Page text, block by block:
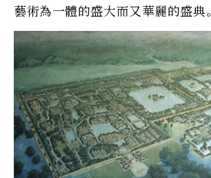
藝術為一體的盛大而又華麗的盛典。